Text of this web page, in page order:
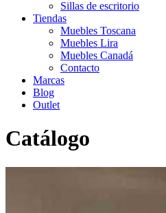
Sillas de escritorio
Tiendas
Muebles Toscana
Muebles Lira
Muebles Canadá
Contacto
Marcas
Blog
Outlet
Catálogo